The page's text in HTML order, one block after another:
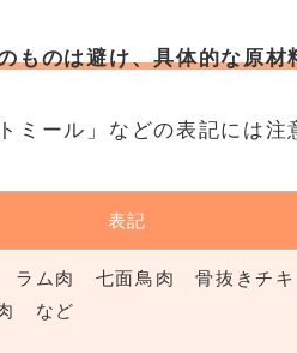
ものは避け、具体的な原
ミール」などの表記には注
表記
ラム肉 七面鳥肉 骨抜きチキ
など